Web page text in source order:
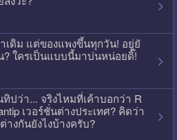
าเดิม แต่ของแพงขึ้นทุกวัน! อยู่ยั
? ใครเป็นแบบนี้มาบ่นหน่อยดิ๊!
ปว่า... จริงไหมที่เค้าบอกว่า R
เวอร์ชั่นต่างประเทศ? คิดว่า
างกันยังไงบ้างครับ?